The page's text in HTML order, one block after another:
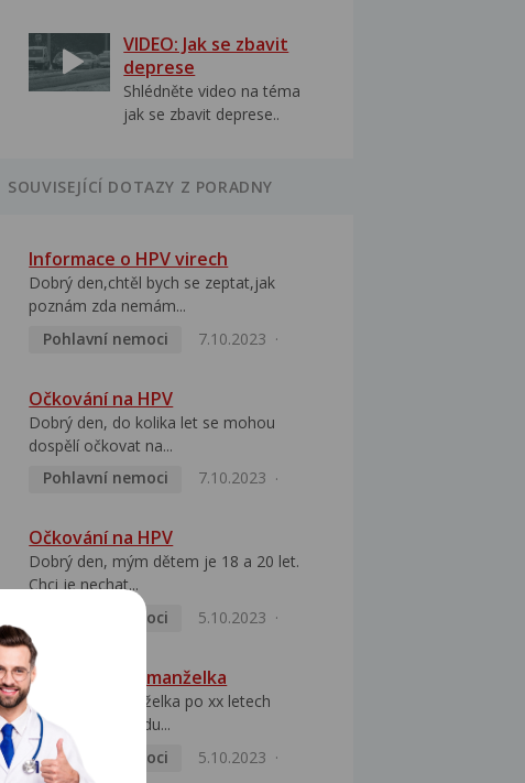
VIDEO: Jak se zbavit
deprese
Shlédněte video na téma
jak se zbavit deprese..
SOUVISEJÍCÍ DOTAZY Z PORADNY
Informace o HPV virech
Dobrý den,chtěl bych se zeptat,jak
poznám zda nemám...
Pohlavní nemoci
7.10.2023
Očkování na HPV
Dobrý den, do kolika let se mohou
dospělí očkovat na...
Pohlavní nemoci
7.10.2023
Očkování na HPV
Dobrý den, mým dětem je 18 a 20 let.
Chci je nechat...
Pohlavní nemoci
5.10.2023
HPV pozitivní manželka
Dobrý den, manželka po xx letech
přivezla z Východu...
Pohlavní nemoci
5.10.2023